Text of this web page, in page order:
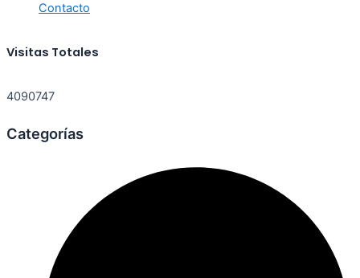
Contacto
Visitas Totales
4090747
Categorías